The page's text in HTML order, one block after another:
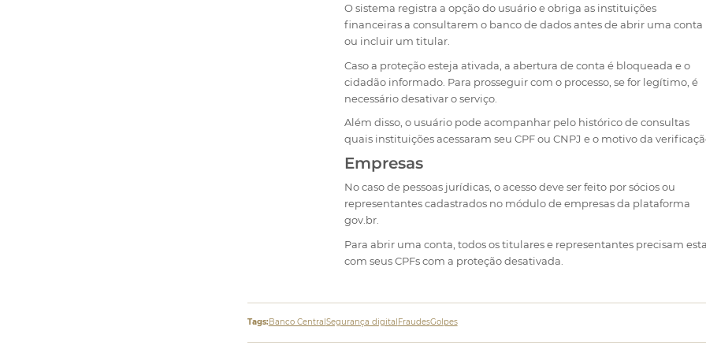
O sistema registra a opção do usuário e obriga as instituições
financeiras a consultarem o banco de dados antes de abrir uma conta
ou incluir um titular.
Caso a proteção esteja ativada, a abertura de conta é bloqueada e o
cidadão informado. Para prosseguir com o processo, se for legítimo, é
necessário desativar o serviço.
Além disso, o usuário pode acompanhar pelo histórico de consultas
quais instituições acessaram seu CPF ou CNPJ e o motivo da
Empresas
No caso de pessoas jurídicas, o acesso deve ser feito por sócios ou
representantes cadastrados no módulo de empresas da plataforma
gov.br.
Para abrir uma conta, todos os titulares e representantes precisam
com seus CPFs com a proteção desativada.
Tags:Banco Central Segurança digital FraudesGolpes